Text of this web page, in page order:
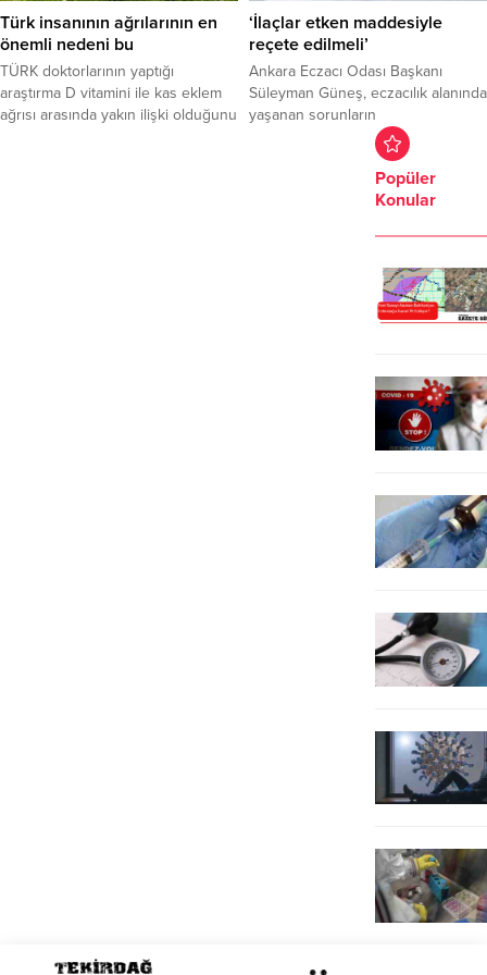
Apne Sendromu gece boyunca
defalarca tekrarlayabilir.UYKU
APNESİNİN NEDENLERİ VE
BELİRTİLERİ NELERDİR?Uyku
apnesinin 3 temel bulgusu ...
genellikle muayenehane
koşullarında ve lokal anestezi
altında yapılabilir olmasının da
önemli bir...
Türk insanının ağrılarının en
önemli nedeni bu
TÜRK doktorlarının yaptığı
araştırma D vitamini ile kas eklem
ağrısı arasında yakın ilişki olduğunu
‘İlaçlar etken maddesiyle
reçete edilmeli’
Ankara Eczacı Odası Başkanı
Süleyman Güneş, eczacılık alanında
yaşanan sorunların
engellenebilmesi için ilaçların,
markası ile değil etken maddesiyle
reçete edilmesi, eczacılık
fakültelerinin kontenjanlarının
Bakanlığından izin alınarak satışa
arz edilmesi gerektiğini söyledi.
Popüler
Konular